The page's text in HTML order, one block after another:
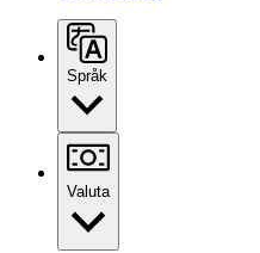
Språk
Valuta